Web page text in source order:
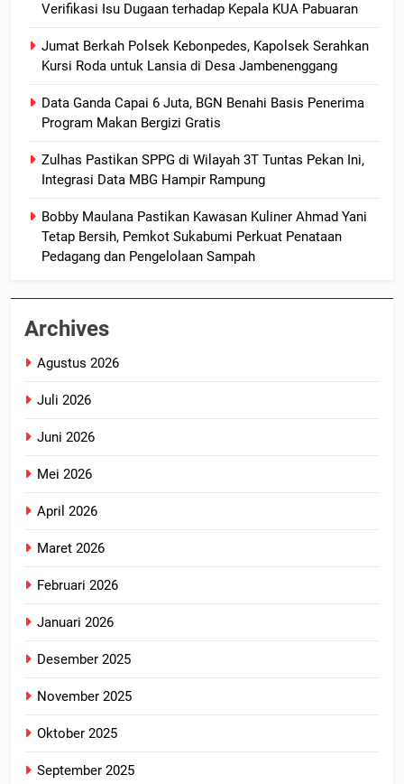
Verifikasi Isu Dugaan terhadap Kepala KUA Pabuaran
Jumat Berkah Polsek Kebonpedes, Kapolsek Serahkan
Kursi Roda untuk Lansia di Desa Jambenenggang
Data Ganda Capai 6 Juta, BGN Benahi Basis Penerima
Program Makan Bergizi Gratis
Zulhas Pastikan SPPG di Wilayah 3T Tuntas Pekan Ini,
Integrasi Data MBG Hampir Rampung
Bobby Maulana Pastikan Kawasan Kuliner Ahmad Yani
Tetap Bersih, Pemkot Sukabumi Perkuat Penataan
Pedagang dan Pengelolaan Sampah
Archives
Agustus 2026
Juli 2026
Juni 2026
Mei 2026
April 2026
Maret 2026
Februari 2026
Januari 2026
Desember 2025
November 2025
Oktober 2025
September 2025